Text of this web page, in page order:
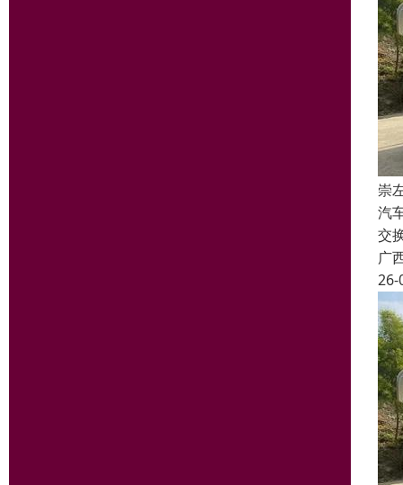
崇
汽
交
广
26-